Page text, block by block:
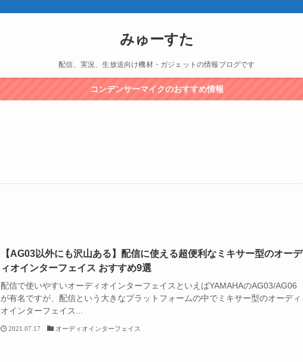
みゅーすた
配信、実況、生放送向け機材・ガジェットの情報ブログです
コンデンサーマイクのおすすめ情報
【AG03以外にも沢山ある】配信に使える超便利なミキサー型のオーデ
ィオインターフェイス おすすめ9選
配信で使いやすいオーディオインターフェイスといえばYAMAHAのAG03/AG06
が有名ですが、配信という大きなプラットフォームの中でミキサー型のオーディ
オインターフェイス...
2021.07.17 オーディオインターフェイス